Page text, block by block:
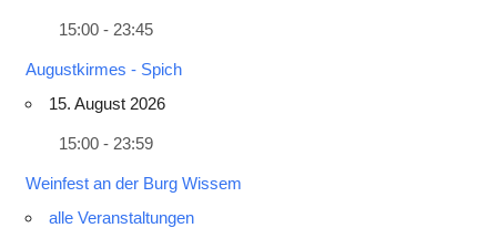
15:00 - 23:45
Augustkirmes - Spich
15. August 2026
15:00 - 23:59
Weinfest an der Burg Wissem
alle Veranstaltungen